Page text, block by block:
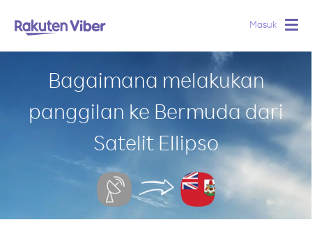
Masuk
Bagaimana melakukan
panggilan ke Bermuda dari
Satelit Ellipso